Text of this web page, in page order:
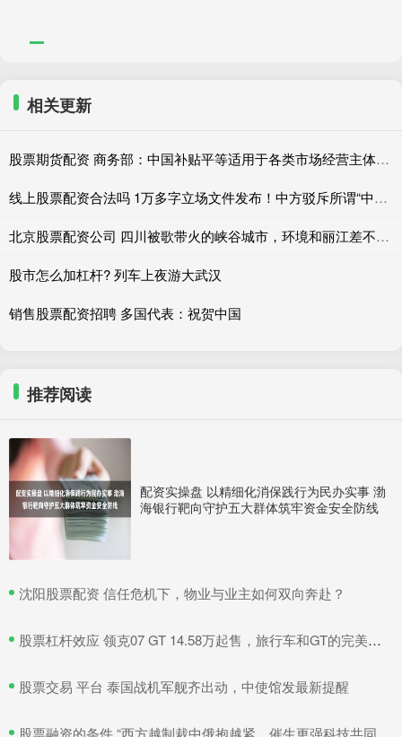
相关更新
股票期货配资 商务部：中国补贴平等适用于各类市场经营主体，产业补贴与产能过剩不存在必然联系
线上股票配资合法吗 1万多字立场文件发布！中方驳斥所谓“中国产能过剩”
北京股票配资公司 四川被歌带火的峡谷城市，环境和丽江差不多，游客却不愿长留？
股市怎么加杠杆? 列车上夜游大武汉
销售股票配资招聘 多国代表：祝贺中国
推荐阅读
配资实操盘 以精细化消保践行为民办实事 渤
海银行靶向守护五大群体筑牢资金安全防线
​沈阳股票配资 信任危机下，物业与业主如何双向奔赴？
​股票杠杆效应 领克07 GT 14.58万起售，旅行车和GT的完美结合
​股票交易 平台 泰国战机军舰齐出动，中使馆发最新提醒
​股票融资的条件 “西方越制裁中俄抱越紧，催生更强科技共同体”